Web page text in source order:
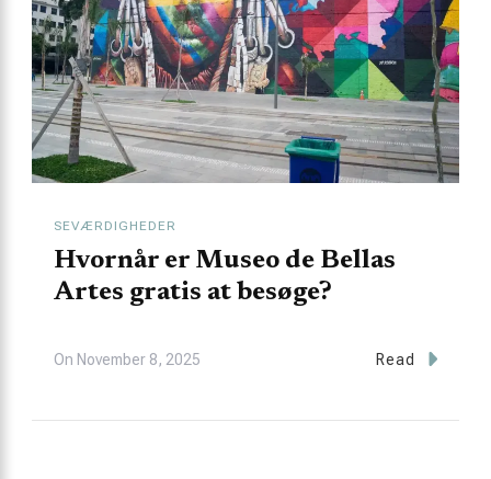
SEVÆRDIGHEDER
Hvornår er Museo de Bellas
Artes gratis at besøge?
On November 8, 2025 Read